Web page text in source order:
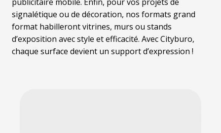
signalétique ou de décoration, nos formats grand
format habilleront vitrines, murs ou stands
d’exposition avec style et efficacité. Avec Cityburo,
chaque surface devient un support d’expression !